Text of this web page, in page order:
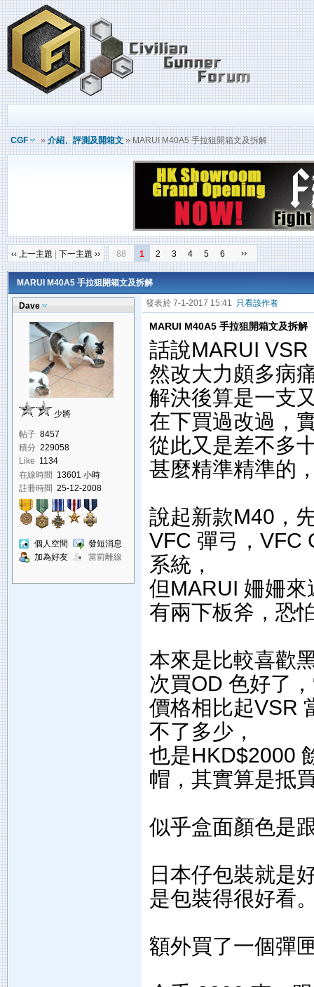
CGF »介紹、評測及開箱文» MARUI M40A5 手拉狙開箱文及拆解
‹‹ 上一主題 下一主題 ›› 88 1 2 3 4 5 6 ››
MARUI M40A5 手拉狙開箱文及拆解
Dave
少將
帖子 8457
積分 229058
Like 1134
在線時間 13601 小時
註冊時間 25-12-2008
個人空間
發短消息
加為好友
當前離線
發表於 7-1-2017 15:41 只看該作者
MARUI M40A5 手拉狙開箱文及拆解
話說MARUI
然改大力頗多病
解決後算是一支
在下買過改過，
從此又是差不多
甚麼精準精準的
說起新款M40，
VFC 彈弓，VFC
系統，
但MARUI 姍姍
有兩下板斧，恐
本來是比較喜歡
次買OD 色好了
價格相比起VSR
不了多少，
也是HKD$2000
帽，其實算是抵
似乎盒面顏色是
日本仔包裝就是
是包裝得很好看
額外買了一個彈